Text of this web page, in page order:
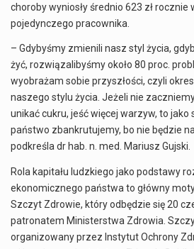
choroby wyniosły średnio 623 zł rocznie
pojedynczego pracownika.
– Gdybyśmy zmienili nasz styl życia,
żyć, rozwiązalibyśmy około 80 proc.
wyobrażam sobie przyszłości, czyli
naszego stylu życia. Jeżeli nie
unikać cukru, jeść więcej warzyw, to jako
państwo zbankrutujemy, bo nie będzie
podkreśla dr hab. n. med. Mariusz Gujski.
Rola kapitału ludzkiego jako podstawy
ekonomicznego państwa to główny
Szczyt Zdrowie, który odbędzie się 20
patronatem Ministerstwa Zdrowia.
organizowany przez Instytut Ochrony